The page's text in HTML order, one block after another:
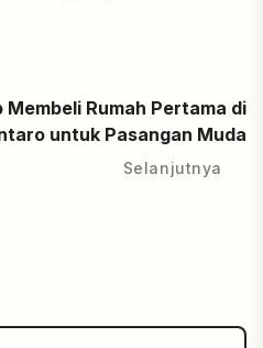
Membeli Rumah Pertama di
untuk Pasangan Muda
Selanjutnya